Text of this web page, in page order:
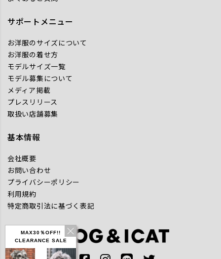
MAX30％OFF!!
CLEARANCE SALE
サポートメニュー
お洋服のサイズについて
お洋服の着せ方
モデルサイズ一覧
モデル募集について
メディア掲載
プレスリリース
取扱い店舗募集
基本情報
会社概要
お問い合わせ
プライバシーポリシー
利用規約
特定商取引法に基づく表記